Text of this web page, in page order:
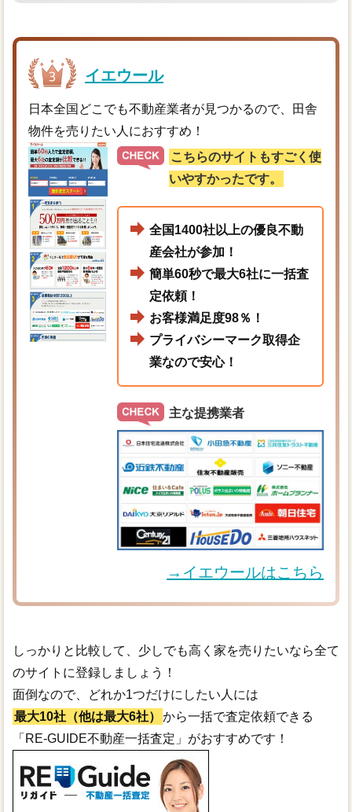
イエウール
日本全国どこでも不動産業者が見つかるので、田舎
物件を売りたい人におすすめ！
こちらのサイトもすごく使
いやすかったです。
全国1400社以上の優良不動
産会社が参加！
簡単60秒で最大6社に一括査
定依頼！
お客様満足度98％！
プライバシーマーク取得企
業なので安心！
主な提携業者
→イエウールはこちら
しっかりと比較して、少しでも高く家を売りたいなら全て
のサイトに登録しましょう！
面倒なので、どれか1つだけにしたい人には
最大10社（他は最大6社）
から一括で査定依頼できる
「RE-GUIDE不動産一括査定」がおすすめです！